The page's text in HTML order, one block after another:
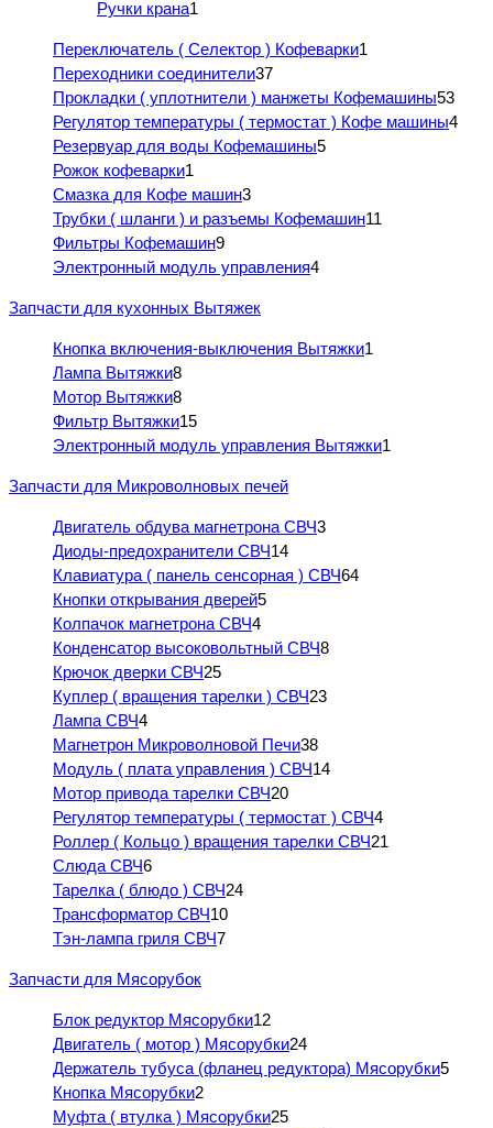
Ручки крана1
Переключатель ( Селектор ) Кофеварки1
Переходники соединители37
Прокладки ( уплотнители ) манжеты Кофемашины53
Регулятор температуры ( термостат ) Кофе машины4
Резервуар для воды Кофемашины5
Рожок кофеварки1
Смазка для Кофе машин3
Трубки ( шланги ) и разъемы Кофемашин11
Фильтры Кофемашин9
Электронный модуль управления4
Запчасти для кухонных Вытяжек
Кнопка включения-выключения Вытяжки1
Лампа Вытяжки8
Мотор Вытяжки8
Фильтр Вытяжки15
Электронный модуль управления Вытяжки1
Запчасти для Микроволновых печей
Двигатель обдува магнетрона СВЧ3
Диоды-предохранители СВЧ14
Клавиатура ( панель сенсорная ) СВЧ64
Кнопки открывания дверей5
Колпачок магнетрона СВЧ4
Конденсатор высоковольтный СВЧ8
Крючок дверки СВЧ25
Куплер ( вращения тарелки ) СВЧ23
Лампа СВЧ4
Магнетрон Микроволновой Печи38
Модуль ( плата управления ) СВЧ14
Мотор привода тарелки СВЧ20
Регулятор температуры ( термостат ) СВЧ4
Роллер ( Кольцо ) вращения тарелки СВЧ21
Слюда СВЧ6
Тарелка ( блюдо ) СВЧ24
Трансформатор СВЧ10
Тэн-лампа гриля СВЧ7
Запчасти для Мясорубок
Блок редуктор Мясорубки12
Двигатель ( мотор ) Мясорубки24
Держатель тубуса (фланец редуктора) Мясорубки5
Кнопка Мясорубки2
Муфта ( втулка ) Мясорубки25